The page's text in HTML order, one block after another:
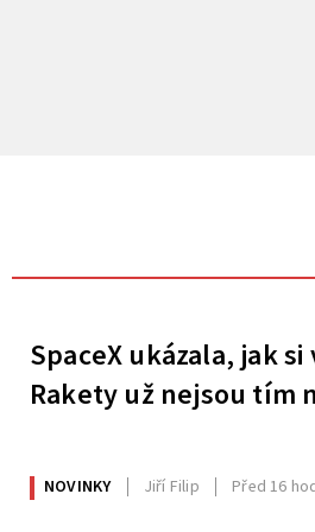
SpaceX ukázala, jak
Rakety už nejsou tím
NOVINKY Jiří Filip Před 16